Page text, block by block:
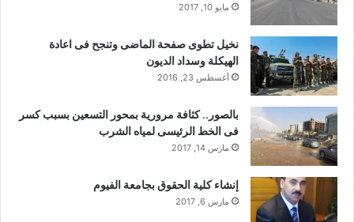
مايو 10, 2017
نخيل تطوى صفحة الماضى وتنجح فى اعادة
الهيكلة وسداد الديون
أغسطس 23, 2016
بالصور.. كثافة مرورية بمحور التسعين بسبب كسر
فى الخط الرئيسى لمياه الشرب
مارس 14, 2017
إنشاء كلية الحقوق بجامعة الفيوم
مارس 6, 2017